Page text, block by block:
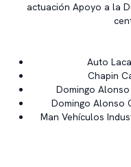
actuación Apoyo a la
Auto
Chapin
Domingo Alonso
Domingo Alonso
Man Vehículos